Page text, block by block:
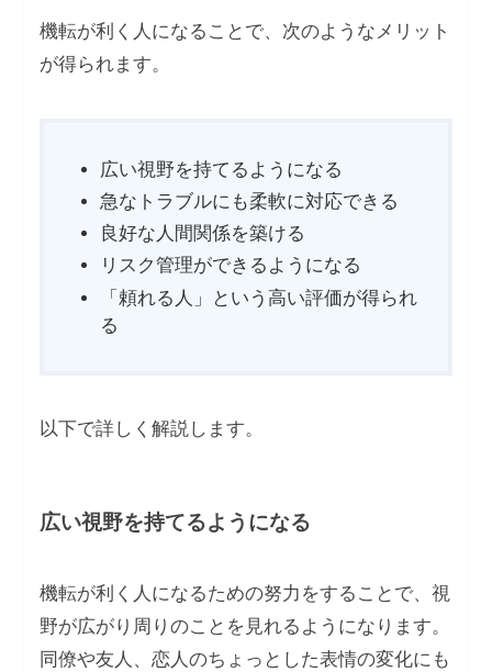
機転が利く人になることで、次のようなメリット
が得られます。
広い視野を持てるようになる
急なトラブルにも柔軟に対応できる
良好な人間関係を築ける
リスク管理ができるようになる
「頼れる人」という高い評価が得られ
る
以下で詳しく解説します。
広い視野を持てるようになる
機転が利く人になるための努力をすることで、視
野が広がり周りのことを見れるようになります。
同僚や友人、恋人のちょっとした表情の変化にも